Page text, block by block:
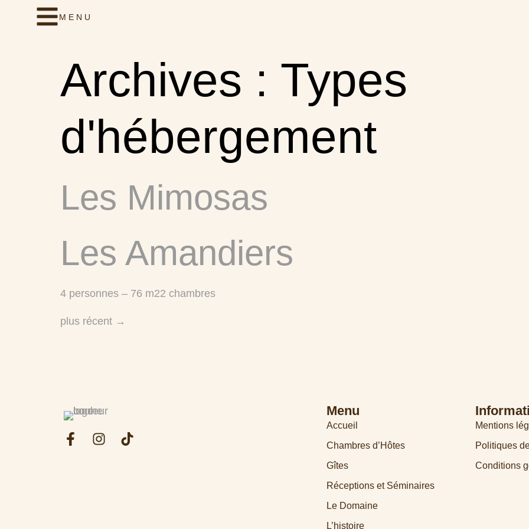
MENU
Archives : Types
d'hébergement
Les Mimosas
Les Amandiers
4 personnes – 76 m22 chambres
plus récent →
Menu
Accueil
Chambres d’Hôtes
Gîtes
Réceptions et Séminaires
Le Domaine
L’histoire
Mentions
Politiques
Conditions